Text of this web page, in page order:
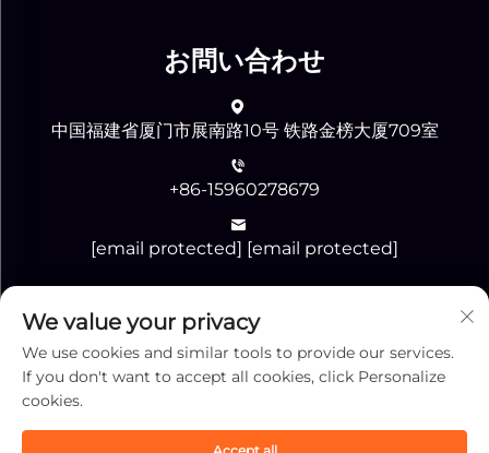
お問い合わせ
中国福建省厦门市展南路10号 铁路金榜大厦709室
+86-15960278679
[email protected] [email protected]
We value your privacy
We use cookies and similar tools to provide our services.
If you don't want to accept all cookies, click Personalize
cookies.